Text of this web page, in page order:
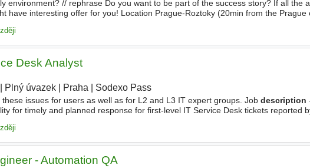
environment? // rephrase Do you want to be part of the success story? If all the
have interesting offer for you! Location Prague-Roztoky (20min from the Prague
Desk Analyst
Plný úvazek| Praha Sodexo Pass|
these issues for users as well as for L2 and L3 IT expert groups. Job description
for timely and planned response for first-level IT Service Desk tickets reported
- Automation QA